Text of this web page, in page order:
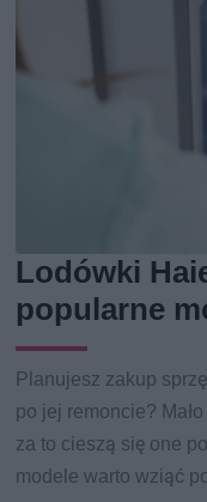
Lodówki
popularne
Planujesz zakup
po jej remoncie?
za to cieszą się one
modele warto wziąć